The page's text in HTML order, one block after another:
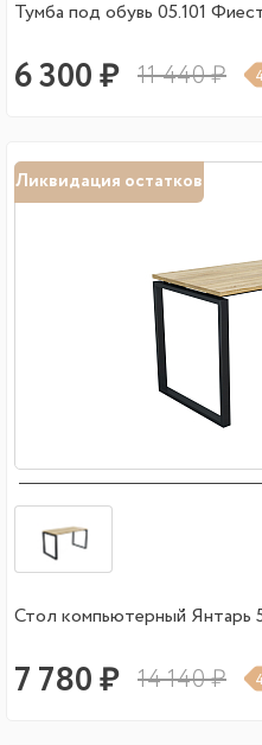
Тумба под обувь 05.101
6 300 ₽ 11 440 ₽
Ликвидация остатков
Стол компьютерный Янтарь
7 780 ₽ 14 140 ₽